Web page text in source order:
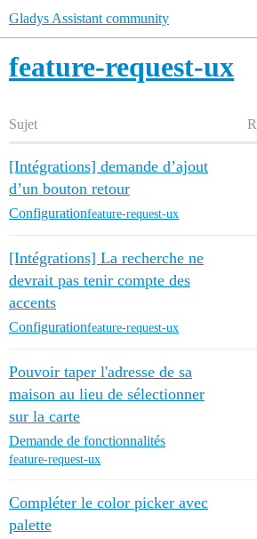
Gladys Assistant community
feature-request-ux
Sujet
[Intégrations] demande d’ajout
d’un bouton retour
Configurationfeature-request-ux
[Intégrations] La recherche ne
devrait pas tenir compte des
accents
Configurationfeature-request-ux
Pouvoir taper l'adresse de sa
maison au lieu de sélectionner
sur la carte
Demande de fonctionnalités
feature-request-ux
Compléter le color picker avec
palette